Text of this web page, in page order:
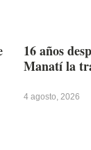
16 años
Manatí la
4 agosto, 2026